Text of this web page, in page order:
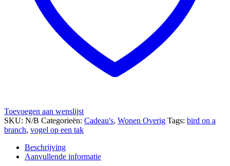
Toevoegen aan wenslijst
SKU: N/B Categorieën: Cadeau's, Wonen Overig Tags: bird on a
branch, vogel op een tak
Beschrijving
Aanvullende informatie